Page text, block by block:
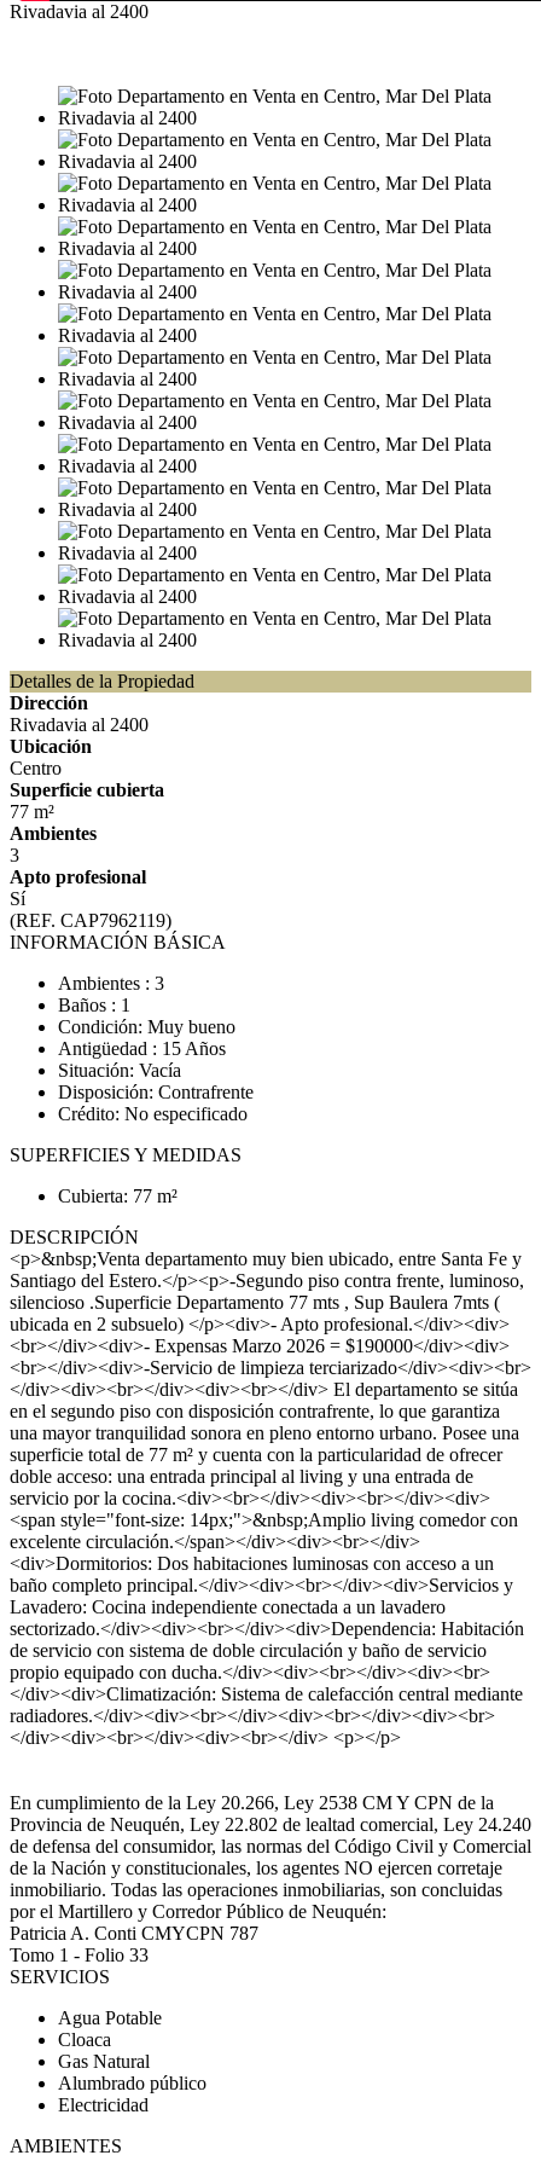
Rivadavia al 2400
Detalles de la Propiedad
Dirección
Rivadavia al 2400
Ubicación
Centro
Superficie cubierta
77 m²
Ambientes
3
Apto profesional
Sí
(REF. CAP7962119)
INFORMACIÓN BÁSICA
Ambientes : 3
Baños : 1
Condición: Muy bueno
Antigüedad : 15 Años
Situación: Vacía
Disposición: Contrafrente
Crédito: No especificado
SUPERFICIES Y MEDIDAS
Cubierta: 77 m²
DESCRIPCIÓN
<p>&nbsp;Venta departamento muy bien ubicado, entre Santa Fe y
Santiago del Estero.</p><p>-Segundo piso contra frente, luminoso,
silencioso .Superficie Departamento 77 mts , Sup Baulera 7mts (
ubicada en 2 subsuelo) </p><div>- Apto profesional.</div><div>
<br></div><div>- Expensas Marzo 2026 = $190000</div><div>
<br></div><div>-Servicio de limpieza terciarizado</div><div><br>
</div><div><br></div><div><br></div> El departamento se sitúa
en el segundo piso con disposición contrafrente, lo que garantiza
una mayor tranquilidad sonora en pleno entorno urbano. Posee una
superficie total de 77 m² y cuenta con la particularidad de ofrecer
doble acceso: una entrada principal al living y una entrada de
servicio por la cocina.<div><br></div><div><br></div><div>
<span style="font-size: 14px;">&nbsp;Amplio living comedor con
excelente circulación.</span></div><div><br></div>
<div>Dormitorios: Dos habitaciones luminosas con acceso a un
baño completo principal.</div><div><br></div><div>Servicios y
Lavadero: Cocina independiente conectada a un lavadero
sectorizado.</div><div><br></div><div>Dependencia: Habitación
de servicio con sistema de doble circulación y baño de servicio
propio equipado con ducha.</div><div><br></div><div><br>
</div><div>Climatización: Sistema de calefacción central mediante
radiadores.</div><div><br></div><div><br></div><div><br>
</div><div><br></div><div><br></div> <p></p>
En cumplimiento de la Ley 20.266, Ley 2538 CM Y CPN de la
Provincia de Neuquén, Ley 22.802 de lealtad comercial, Ley 24.240
de defensa del consumidor, las normas del Código Civil y Comercial
de la Nación y constitucionales, los agentes NO ejercen corretaje
inmobiliario. Todas las operaciones inmobiliarias, son concluidas
por el Martillero y Corredor Público de Neuquén:
Patricia A. Conti CMYCPN 787
Tomo 1 - Folio 33
SERVICIOS
Agua Potable
Cloaca
Gas Natural
Alumbrado público
Electricidad
AMBIENTES